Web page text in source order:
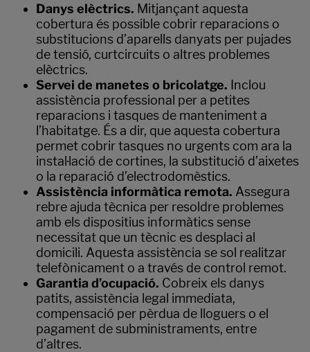
Danys elèctrics. Mitjançant aquesta
cobertura és possible cobrir reparacions o
substitucions d’aparells danyats per pujades
de tensió, curtcircuits o altres problemes
elèctrics.
Servei de manetes o bricolatge. Inclou
assistència professional per a petites
reparacions i tasques de manteniment a
l’habitatge. És a dir, que aquesta cobertura
permet cobrir tasques no urgents com ara la
instal·lació de cortines, la substitució d’aixetes
o la reparació d’electrodomèstics.
Assistència informàtica remota. Assegura
rebre ajuda tècnica per resoldre problemes
amb els dispositius informàtics sense
necessitat que un tècnic es desplaci al
domicili. Aquesta assistència se sol realitzar
telefònicament o a través de control remot.
Garantia d’ocupació. Cobreix els danys
patits, assistència legal immediata,
compensació per pèrdua de lloguers o el
pagament de subministraments, entre
d’altres.